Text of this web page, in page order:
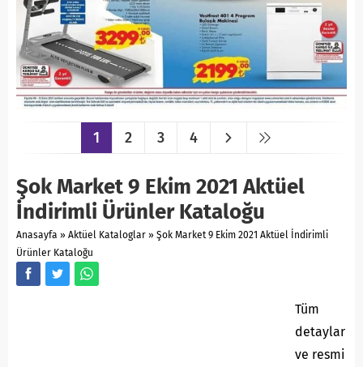
1 2 3 4
Şok Market 9 Ekim 2021 Aktüel
İndirimli Ürünler Kataloğu
Anasayfa » Aktüel Kataloglar » Şok Market 9 Ekim 2021 Aktüel İndirimli
Ürünler Kataloğu
Tüm
detaylar
ve resmi